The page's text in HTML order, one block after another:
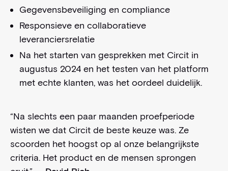
Gegevensbeveiliging en compliance
Responsieve en collaboratieve
leveranciersrelatie
Na het starten van gesprekken met Circit in
augustus 2024 en het testen van het platform
met echte klanten, was het oordeel duidelijk.
“Na slechts een paar maanden proefperiode
wisten we dat Circit de beste keuze was. Ze
scoorden het hoogst op al onze belangrijkste
criteria. Het product en de mensen sprongen